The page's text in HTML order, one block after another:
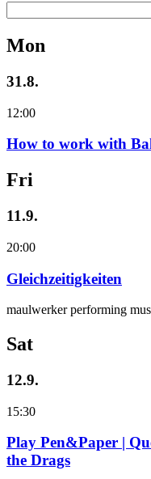
Mon
31.8.
12:00
How to work with
Fri
11.9.
20:00
Gleichzeitigkeiten
maulwerker performing
Sat
12.9.
15:30
Play Pen&Paper |
the Drags